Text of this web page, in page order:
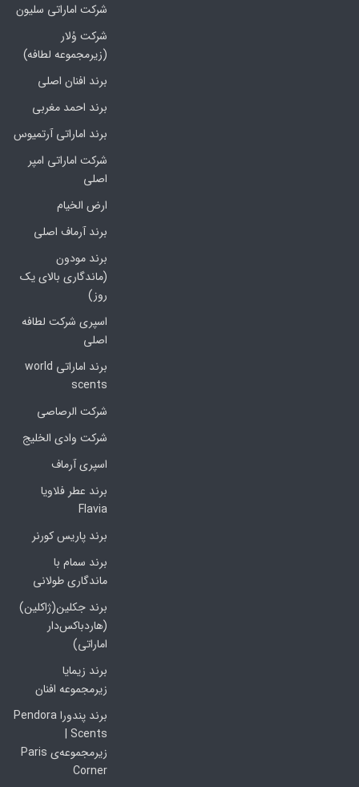
شرکت اماراتی سلیون
شرکت وُلار
(زیرمجموعه لطافه)
برند افنان اصلی
برند احمد مغربی
برند اماراتی آرتمیوس
شرکت اماراتی امپر
اصلی
ارض الخیام
برند آرماف اصلی
برند مودون
(ماندگاری بالای یک
روز)
اسپری شرکت لطافه
اصلی
برند اماراتی world
scents
شرکت الرصاصی
شرکت وادی الخلیج
اسپری آرماف
برند عطر فلاویا
Flavia
برند پاریس کورنر
برند سمام با
ماندگاری طولانی
برند جکلین(ژاکلین)
(هاردباکس‌دار
اماراتی)
برند زیمایا
زیرمجموعه افنان
برند پندورا Pendora
Scents |
زیرمجموعه‌ی Paris
Corner